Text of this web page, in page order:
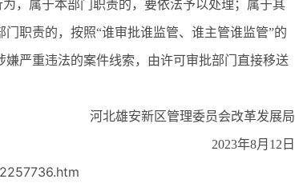
属于本部门职责的，要依法予以处理；属于其
职责的，按照“谁审批谁监管、谁主管谁监管”的
严重违法的案件线索，由许可审批部门直接移送
河北雄安新区管理委员会改革发展局
2023年8月12日